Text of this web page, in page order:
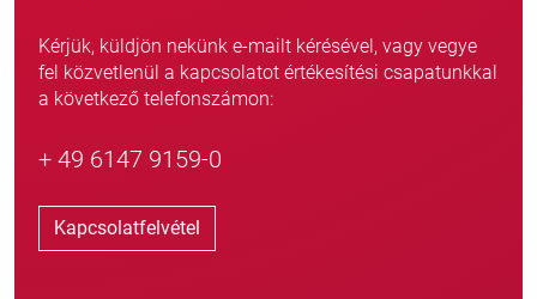
Kérjük, küldjön nekünk e-mailt kérésével, vagy vegye
fel közvetlenül a kapcsolatot értékesítési csapatunkkal
a következő telefonszámon:
+ 49 6147 9159-0
Kapcsolatfelvétel